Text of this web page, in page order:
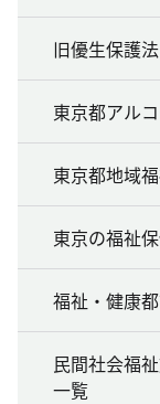
旧優生保護
東京都アル
東京都地域
東京の福祉
福祉・健康
民間社会福
一覧